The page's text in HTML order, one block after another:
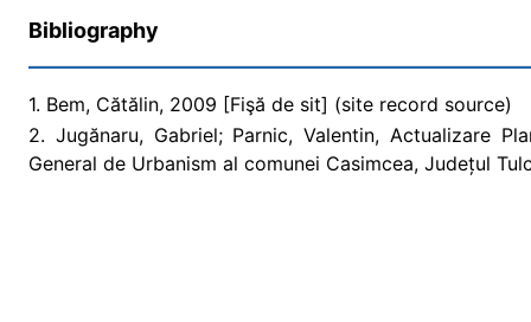
Bibliography
1. Bem, Cătălin, 2009 [Fişă de sit] (site record source)
2. Jugănaru, Gabriel; Parnic, Valentin, Actualizare
General de Urbanism al comunei Casimcea, Județul